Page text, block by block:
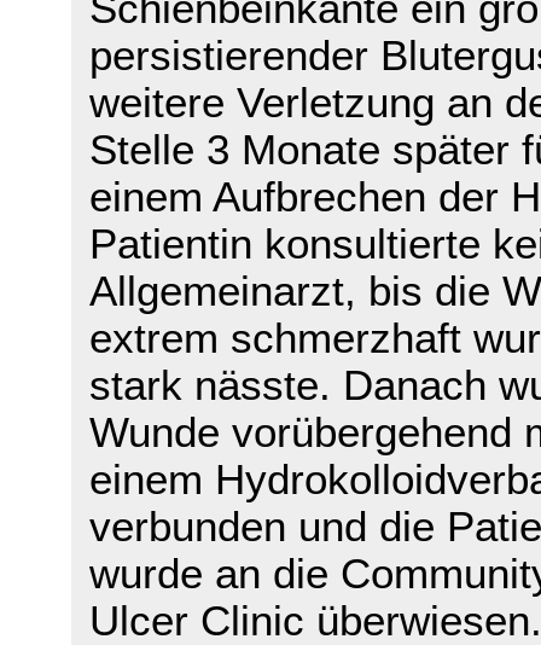
persistierender
weitere Verletzung an
Stelle 3 Monate später
einem Aufbrechen der
Patientin konsultierte
Allgemeinarzt, bis die
extrem schmerzhaft
stark nässte. Danach
Wunde vorübergehend
einem
verbunden und die
wurde an die
Ulcer Clinic überwiesen.